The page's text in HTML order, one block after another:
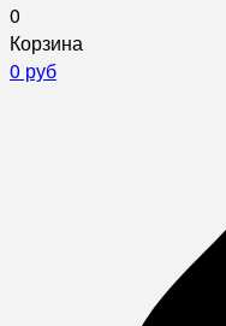
0
Корзина
0 руб